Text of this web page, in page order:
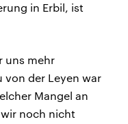
in Erbil, ist
uns mehr
von der Leyen war
Mangel an
noch nicht